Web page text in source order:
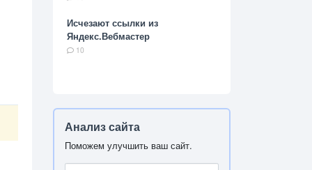
Исчезают ссылки из
Яндекс.Вебмастер
10
Анализ сайта
Поможем улучшить ваш сайт.